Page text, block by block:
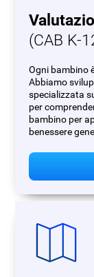
(CAB K-
Ogni bambino
Abbiamo
specializzata
per
bambino per
benessere